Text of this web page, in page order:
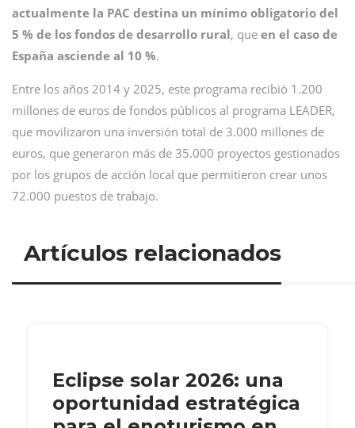
actualmente la PAC destina un mínimo obligatorio del
5 % de los fondos de desarrollo rural, que en el caso de
España asciende al 10 %.
Entre los años 2014 y 2025, este programa recibió 1.200
millones de euros de fondos públicos al programa LEADER,
que movilizaron una inversión total de 3.000 millones de
euros, que generaron más de 35.000 proyectos gestionados
por los grupos de acción local que permitieron crear unos
72.000 puestos de trabajo.
Artículos relacionados
Eclipse solar 2026: una
oportunidad estratégica